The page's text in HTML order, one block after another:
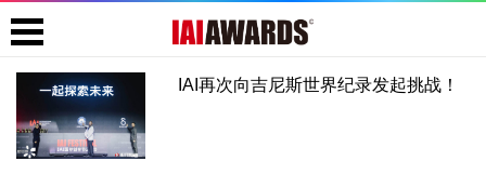
IAI再次向吉尼斯世界纪录发起挑战！